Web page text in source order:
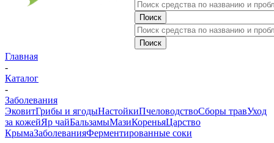
Главная
-
Каталог
-
Заболевания
ЭковитГрибы и ягодыНастойкиПчеловодствоСборы травУход
за кожейЯр чайБальзамыМазиКореньяЦарство
КрымаЗаболеванияФерментированные соки